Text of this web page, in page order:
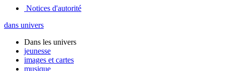
Notices d'autorité
dans univers
Dans les univers
jeunesse
images et cartes
musique